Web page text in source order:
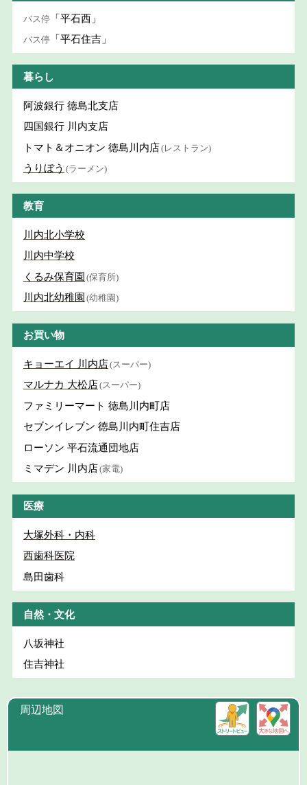
バス停 「平石西」
バス停 「平石住吉」
暮らし
阿波銀行 徳島北支店
四国銀行 川内支店
トマト＆オニオン 徳島川内店(レストラン)
うりぼう (ラーメン)
教育
川内北小学校
川内中学校
くるみ保育園 (保育所)
川内北幼稚園 (幼稚園)
お買い物
キョーエイ 川内店(スーパー)
マルナカ 大松店(スーパー)
ファミリーマート 徳島川内町店
セブンイレブン 徳島川内町住吉店
ローソン 平石流通団地店
ミマデン 川内店(家電)
医療
大塚外科・内科
西歯科医院
島田歯科
自然・文化
八坂神社
住吉神社
周辺地図